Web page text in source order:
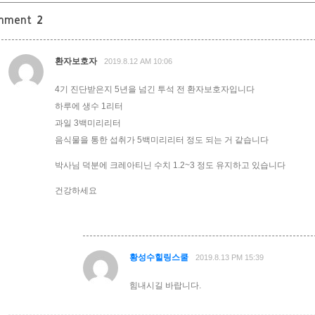
2
환자보호자 2019.8.12 AM 10:06
4기 진단받은지 5년을 넘긴 투석 전 환자보호자입니다
하루에 생수 1리터
과일 3백미리리터
음식물을 통한 섭취가 5백미리리터 정도 되는 거 같습니다
박사님 덕분에 크레아티닌 수치 1.2~3 정도 유지하고 있습니다
건강하세요
황성수힐링스쿨 2019.8.13 PM 15:39
힘내시길 바랍니다.